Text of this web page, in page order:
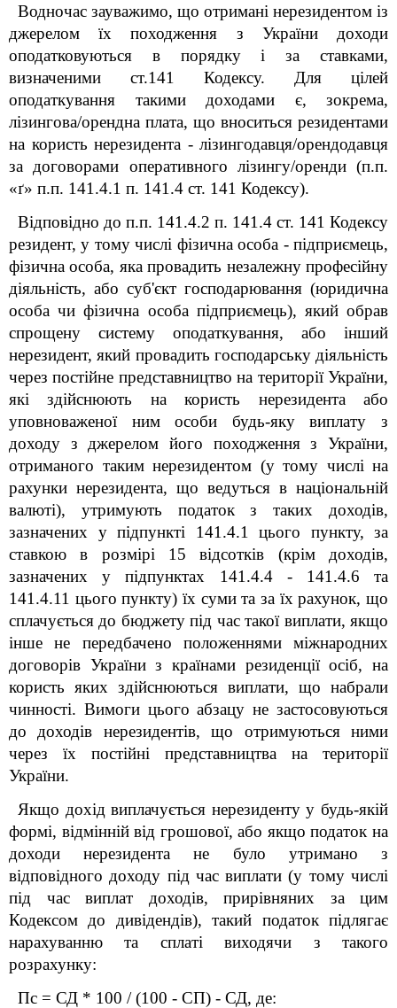
Водночас зауважимо, що отримані нерезидентом із
джерелом їх походження з України доходи
оподатковуються в порядку і за ставками,
визначеними ст.141 Кодексу. Для цілей
оподаткування такими доходами є, зокрема,
лізингова/орендна плата, що вноситься резидентами
на користь нерезидента - лізингодавця/орендодавця
за договорами оперативного лізингу/оренди (п.п.
«ґ» п.п. 141.4.1 п. 141.4 ст. 141 Кодексу).
Відповідно до п.п. 141.4.2 п. 141.4 ст. 141 Кодексу
резидент, у тому числі фізична особа - підприємець,
фізична особа, яка провадить незалежну професійну
діяльність, або суб'єкт господарювання (юридична
особа чи фізична особа підприємець), який обрав
спрощену систему оподаткування, або інший
нерезидент, який провадить господарську діяльність
через постійне представництво на території України,
які здійснюють на користь нерезидента або
уповноваженої ним особи будь-яку виплату з
доходу з джерелом його походження з України,
отриманого таким нерезидентом (у тому числі на
рахунки нерезидента, що ведуться в національній
валюті), утримують податок з таких доходів,
зазначених у підпункті 141.4.1 цього пункту, за
ставкою в розмірі 15 відсотків (крім доходів,
зазначених у підпунктах 141.4.4 - 141.4.6 та
141.4.11 цього пункту) їх суми та за їх рахунок, що
сплачується до бюджету під час такої виплати, якщо
інше не передбачено положеннями міжнародних
договорів України з країнами резиденції осіб, на
користь яких здійснюються виплати, що набрали
чинності. Вимоги цього абзацу не застосовуються
до доходів нерезидентів, що отримуються ними
через їх постійні представництва на території
України.
Якщо дохід виплачується нерезиденту у будь-якій
формі, відмінній від грошової, або якщо податок на
доходи нерезидента не було утримано з
відповідного доходу під час виплати (у тому числі
під час виплат доходів, прирівняних за цим
Кодексом до дивідендів), такий податок підлягає
нарахуванню та сплаті виходячи з такого
розрахунку:
Пс = СД * 100 / (100 - СП) - СД, де: